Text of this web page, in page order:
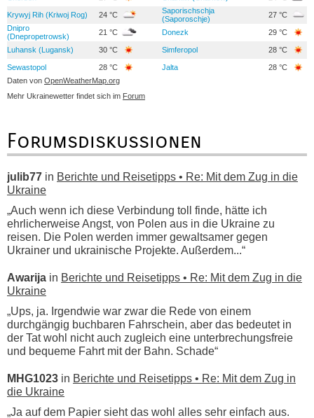
Krywyj Rih (Kriwoj Rog) 24 °C
Saporischschja
(Saporoschje)
27 °C
Dnipro
(Dnepropetrowsk)
21 °C Donezk 29 °C
Luhansk (Lugansk) 30 °C Simferopol 28 °C
Sewastopol 28 °C Jalta
28 °C
Daten von OpenWeatherMap.org
Mehr Ukrainewetter findet sich im Forum
Forumsdiskussionen
julib77 in Berichte und Reisetipps • Re: Mit dem Zug in die
Ukraine
„Auch wenn ich diese Verbindung toll finde, hätte ich
ehrlicherweise Angst, von Polen aus in die Ukraine zu
reisen. Die Polen werden immer gewaltsamer gegen
Ukrainer und ukrainische Projekte. Außerdem...“
Awarija in Berichte und Reisetipps • Re: Mit dem Zug in die
Ukraine
„Ups, ja. Irgendwie war zwar die Rede von einem
durchgängig buchbaren Fahrschein, aber das bedeutet in
der Tat wohl nicht auch zugleich eine unterbrechungsfreie
und bequeme Fahrt mit der Bahn. Schade“
MHG1023 in Berichte und Reisetipps • Re: Mit dem Zug in
die Ukraine
„Ja auf dem Papier sieht das wohl alles sehr einfach aus.